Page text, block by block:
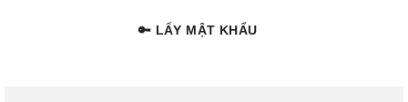
🔑 LẤY MẬT KHẨU